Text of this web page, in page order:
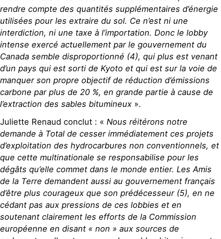
rendre compte des quantités supplémentaires d’énergie
utilisées pour les extraire du sol. Ce n’est ni une
interdiction, ni une taxe à l’importation. Donc le lobby
intense exercé actuellement par le gouvernement du
Canada semble disproportionné (4), qui plus est venant
d’un pays qui est sorti de Kyoto et qui est sur la voie de
manquer son propre objectif de réduction d’émissions
carbone par plus de 20 %, en grande partie à cause de
l’extraction des sables bitumineux ».
Juliette Renaud conclut : « Nous réitérons notre
demande à Total de cesser immédiatement ces projets
d’exploitation des hydrocarbures non conventionnels, et
que cette multinationale se responsabilise pour les
dégâts qu’elle commet dans le monde entier. Les Amis
de la Terre demandent aussi au gouvernement français
d’être plus courageux que son prédécesseur (5), en ne
cédant pas aux pressions de ces lobbies et en
soutenant clairement les efforts de la Commission
européenne en disant « non » aux sources de